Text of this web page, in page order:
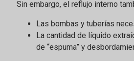
Sin embargo, el reflujo interno
Las bombas y tuberías
La cantidad de líquido
de “espuma” y